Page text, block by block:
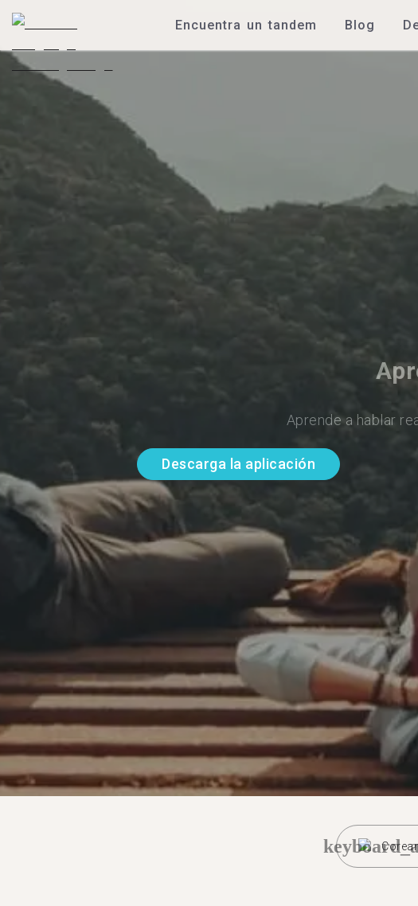
Encuentra un tandem Blog
Aprende a hablar
Descarga la aplicación